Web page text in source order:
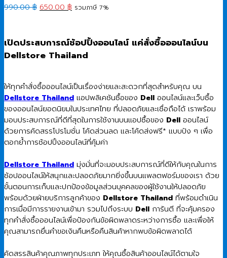
990.00฿ Original
990.00 ฿.
650.00 ฿ Current
650.00 ฿.
รวมภาษี 7%
เปิดประสบการณ์ช้อปปิ้งออนไลน์ แค่สั่งซื้อออนไลน์บน
Dellstore Thailand
ให้ทุกคำสั่งซื้อออนไลน์เป็นเรื่องง่ายและสะดวกที่สุดสำหรับคุณ บน
Dellstore Thailand แอปพลิเคชันซื้อของ Dell ออนไลน์และเว็บซื้อ
ของออนไลน์ยอดนิยมในประเทศไทย ที่ปลอดภัยและเชื่อถือได้ เราพร้อม
มอบประสบการณ์ที่ดีที่สุดในการใช้งานบนแอปซื้อของ Dell ออนไลน์
ด้วยการคัดสรรโปรโมชั่น โค้ดส่วนลด และโค้ดส่งฟรี* แบบปัง ๆ เพื่อ
ตอกย้ำการช้อปปิ้งออนไลน์ที่คุ้มค่า
Dellstore Thailand มุ่งมั่นที่จะมอบประสบการณ์ที่ดีให้กับคุณในการ
ช้อปออนไลน์ให้สนุกและปลอดภัยมากยิ่งขึ้นบนแพลตฟอร์มของเรา ด้วย
ขั้นตอนการเก็บและปกป้องข้อมูลส่วนบุคคลของผู้ใช้งานให้ปลอดภัย
พร้อมด้วยฝ่ายบริการลูกค้าของ Dellstore Thailand ที่พร้อมดำเนิน
การเมื่อมีการรายงานเข้ามา รวมไปถึงระบบ Dell การันตี ที่จะคุ้มครอง
ทุกคำสั่งซื้อออนไลน์เพื่อป้องกันข้อผิดพลาดระหว่างการซื้อ และเพื่อให้
คุณสามารถยื่นคำขอเงินคืนหรือคืนสินค้าหากพบข้อผิดพลาดได้
คัดสรรสินค้าคุณภาพทุกประเภท ให้คุณซื้อสินค้าออนไลน์ได้ตามใจ